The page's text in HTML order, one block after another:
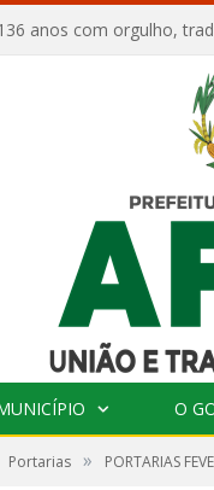
O
Portarias » PORTARIAS